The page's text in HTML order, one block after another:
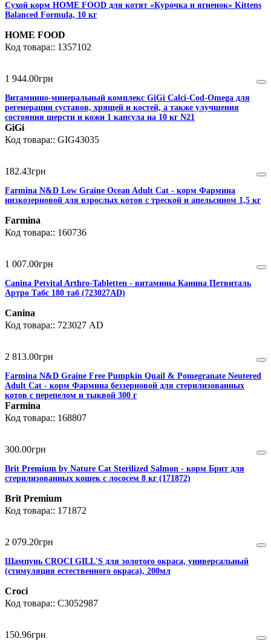
Сухой корм HOME FOOD для котят «Курочка и ягненок» Kittens
Balanced Formula, 10 кг
HOME FOOD
1357102
1 944.00грн
Витаминно-минеральный комплекс GiGi Calci-Cod-Omega для
регенерации суставов, хрящей и костей, а также улучшения
состояния шерсти и кожи 1 капсула на 10 кг N21
GiGi
GIG43035
182.43грн
Farmina N&D Low Graine Ocean Adult Cat - корм Фармина
низкозерновой для взрослых котов с треской и апельсином 1,5 кг
Farmina
160736
1 007.00грн
Canina Petvital Arthro-Tabletten - витамины Канина Петвиталь
Артро Табс 180 таб (723027AD)
Canina
723027 AD
2 813.00грн
Farmina N&D Graine Free Pumpkin Quail & Pomegranate Neutered
Adult Cat - корм Фармина беззерновой для стерилизованных
котов с перепелом и тыквой 300 г
Farmina
168807
300.00грн
Brit Premium by Nature Cat Sterilized Salmon - корм Брит для
стерилизованных кошек с лососем 8 кг (171872)
Brit Premium
171872
2 079.20грн
Шампунь CROCI GILL'S для золотого окраса, универсальный
(стимуляция естественного окраса), 200мл
Croci
C3052987
150.96грн